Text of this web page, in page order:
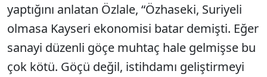
yaptığını anlatan Özlale, “Özhaseki, Suriyeli
olmasa Kayseri ekonomisi batar demişti. Eğer
sanayi düzenli göçe muhtaç hale gelmişse bu
çok kötü. Göçü değil, istihdamı geliştirmeyi